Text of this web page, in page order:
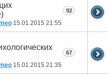
15.01.2015 21:55
92
15.01.2015 21:35
67